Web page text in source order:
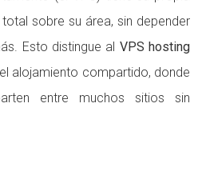
sobre su área, sin depender
Esto distingue al VPS hosting
alojamiento compartido, donde
entre muchos sitios sin